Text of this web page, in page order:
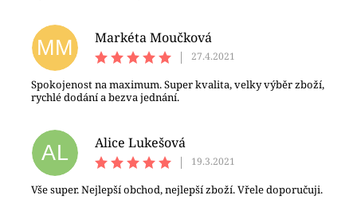
MM
Markéta Moučková
|
27.4.2021
Spokojenost na maximum. Super kvalita, velky výběr zboží,
rychlé dodání a bezva jednání.
AL
Alice Lukešová
|
19.3.2021
Vše super. Nejlepší obchod, nejlepší zboží. Vřele doporučuji.